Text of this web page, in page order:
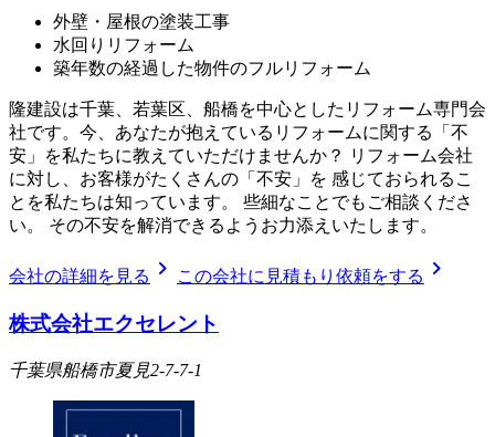
外壁・屋根の塗装工事
水回りリフォーム
築年数の経過した物件のフルリフォーム
隆建設は千葉、若葉区、船橋を中心としたリフォーム専門会
社です。今、あなたが抱えているリフォームに関する「不
安」を私たちに教えていただけませんか？ リフォーム会社
に対し、お客様がたくさんの「不安」を 感じておられるこ
とを私たちは知っています。 些細なことでもご相談くださ
い。 その不安を解消できるようお力添えいたします。
会社の詳細を見る chevron_right この会社に見積もり依頼をする chevron_right
株式会社エクセレント
千葉県船橋市夏見2-7-7-1